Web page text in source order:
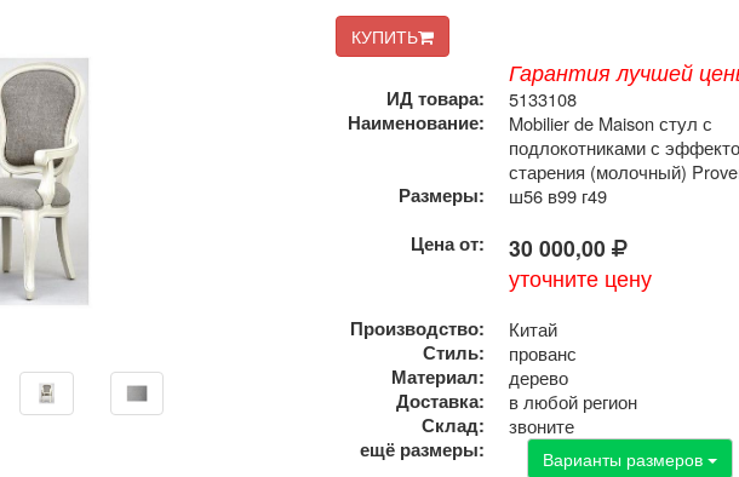
КУПИТЬ
Гарантия лучшей
ИД товара:
5133108
Наименование:
Mobilier de Maison стул с
подлокотниками с
старения (молочный)
Размеры:
ш56 в99 г49
Цена от:
30 000,00
уточните цену
Производство:
Китай
Стиль:
прованс
Материал:
дерево
Доставка:
в любой регион
Склад:
звоните
ещё размеры:
Варианты размеров